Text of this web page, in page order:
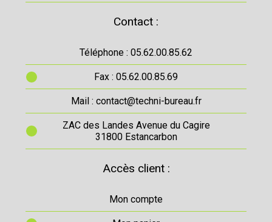
Contact :
Téléphone : 05.62.00.85.62
Fax : 05.62.00.85.69
Mail : contact@techni-bureau.fr
ZAC des Landes Avenue du Cagire
31800 Estancarbon
Accès client :
Mon compte